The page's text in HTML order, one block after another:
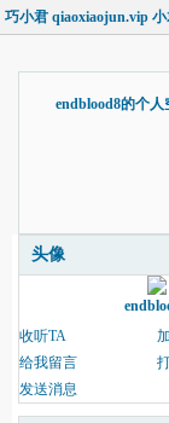
巧小君 qiaoxiaojun.vip
endblood8的个人
头像
收听TA
给我留言
发送消息